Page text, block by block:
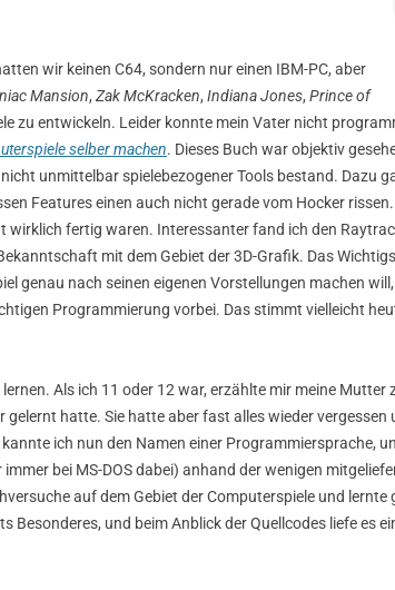
wir keinen C64, sondern nur einen IBM-PC, aber
Mansion, Zak McKracken, Indiana Jones, Prince of
zu entwickeln. Leider konnte mein Vater nicht
selber machen. Dieses Buch war objektiv
unmittelbar spielebezogener Tools bestand. Dazu
Features einen auch nicht gerade vom Hocker
wirklich fertig waren. Interessanter fand ich den
mit dem Gebiet der 3D-Grafik. Das
genau nach seinen eigenen Vorstellungen machen
Programmierung vorbei. Das stimmt vielleicht
Als ich 11 oder 12 war, erzählte mir meine Mutter
hatte. Sie hatte aber fast alles wieder vergessen
ich nun den Namen einer Programmiersprache,
immer bei MS-DOS dabei) anhand der wenigen
auf dem Gebiet der Computerspiele und lernte
und beim Anblick der Quellcodes liefe es